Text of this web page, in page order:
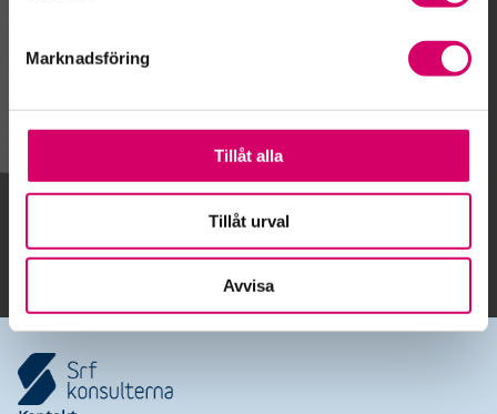
Marknadsföring
Tillåt alla
Tillåt urval
Avvisa
Gå till kalendariet
Lägg till i kalender